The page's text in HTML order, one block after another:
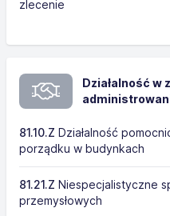
zlecenie
Działalność w
81.10.Z Działalność
porządku w budynkach
81.21.Z Niespecjalistyczne
przemysłowych